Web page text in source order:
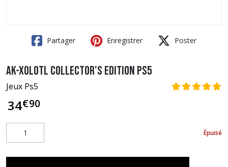
Partager Enregistrer Poster
Ak-Xolotl Collector's Edition PS5
Jeux Ps5
34€90
Épuisé